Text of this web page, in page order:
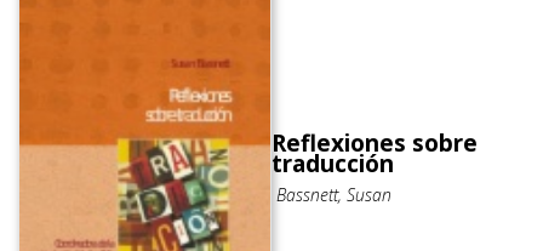
Reflexiones sobre
traducción
Bassnett, Susan